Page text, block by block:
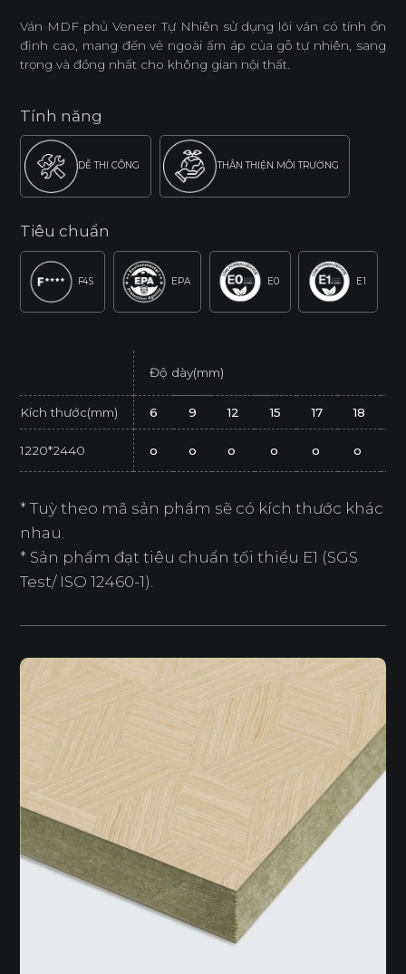
Ván MDF phủ Veneer Tự Nhiên sử dụng lõi ván có tính ổn
định cao, mang đến vẻ ngoài ấm áp của gỗ tự nhiên, sang
trọng và đồng nhất cho không gian nội thất.
Tính năng
DỄ THI CÔNG THÂN THIỆN MÔI TRƯỜNG
Tiêu chuẩn
F4S EPA E0 E1
Độ dày(mm)
Kích thước(mm) 6 9 12 15 17 18
1220*2440 o o o o o o
* Tuỳ theo mã sản phẩm sẽ có kích thước khác
nhau.
* Sản phẩm đạt tiêu chuẩn tối thiểu E1 (SGS
Test/ ISO 12460-1).